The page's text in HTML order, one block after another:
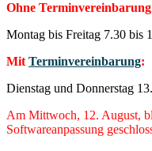
Ohne
Montag bis Freitag 7.30 bis
Mit Terminvereinbarung:
Dienstag und Donnerstag
Am Mittwoch, 12. August,
Softwareanpassung